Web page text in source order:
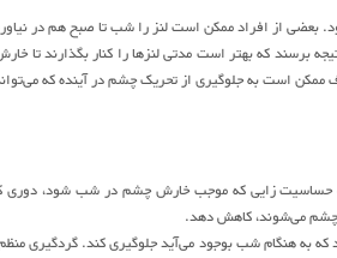
بعضی از افراد ممکن است لنز را شب تا صبح هم در
برسند که بهتر است مدتی لنزها را کنار بگذارند تا
است به جلوگیری از تحریک چشم در آینده که
حساسیت زایی که موجب خارش چشم در شب شود، دوری
چشم می‌شوند، کاهش دهد.
که به هنگام شب بوجود می‌آید جلوگیری کند. گردگیری